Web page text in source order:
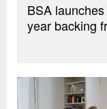
BSA
year backing